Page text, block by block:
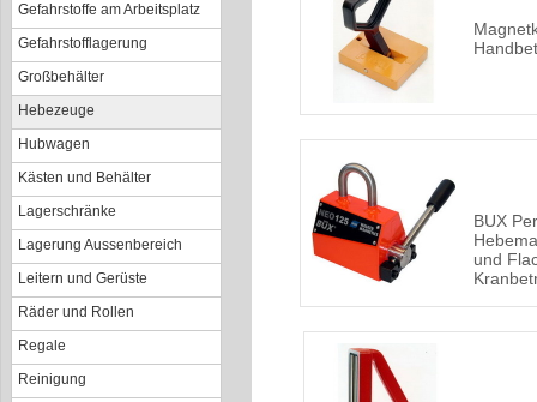
Gefahrstoffe am Arbeitsplatz
Gefahrstofflagerung
Großbehälter
Hebezeuge
Hubwagen
Kästen und Behälter
Lagerschränke
Lagerung Aussenbereich
Leitern und Gerüste
Räder und Rollen
Regale
Reinigung
BUX
und